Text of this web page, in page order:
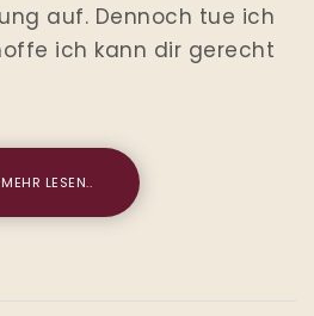
auf. Dennoch tue ich
ich kann dir gerecht
MEHR LESEN..